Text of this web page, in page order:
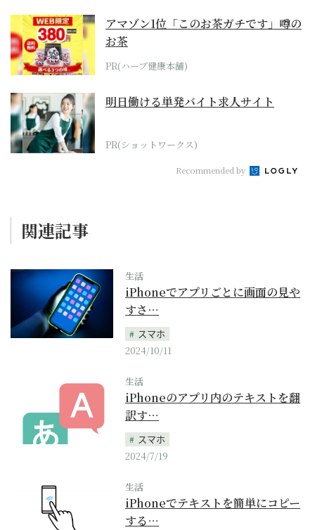
アマゾン1位「このお茶ガチです」噂の
お茶
PR(ハーブ健康本舗)
明日働ける単発バイト求人サイト
PR(ショットワークス)
Recommended by
関連記事
生活
iPhoneでアプリごとに画面の見や
すさ…
スマホ
2024/10/11
生活
iPhoneのアプリ内のテキストを翻
訳す…
スマホ
2024/7/19
生活
iPhoneでテキストを簡単にコピー
する…